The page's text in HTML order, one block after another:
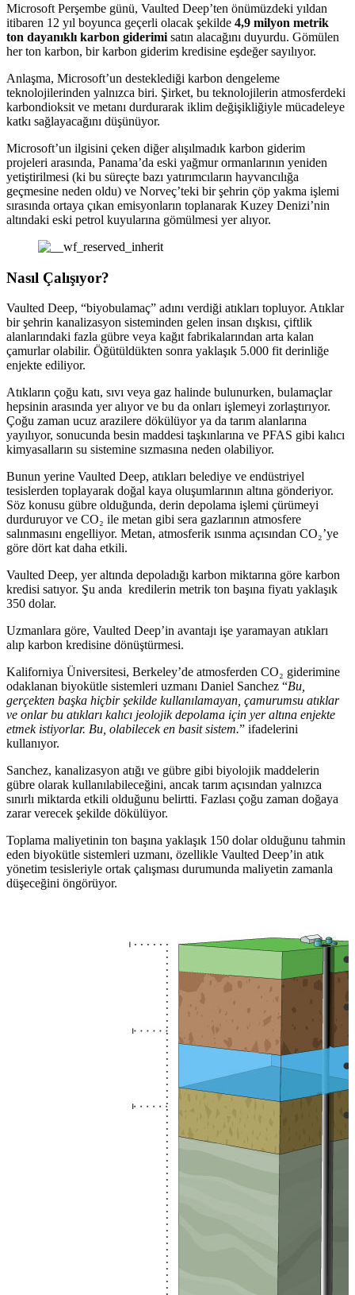
Microsoft Perşembe günü, Vaulted Deep’ten önümüzdeki yıldan
itibaren 12 yıl boyunca geçerli olacak şekilde 4,9 milyon metrik
ton dayanıklı karbon giderimi satın alacağını duyurdu. Gömülen
her ton karbon, bir karbon giderim kredisine eşdeğer sayılıyor.
Anlaşma, Microsoft’un desteklediği karbon dengeleme
teknolojilerinden yalnızca biri. Şirket, bu teknolojilerin atmosferdeki
karbondioksit ve metanı durdurarak iklim değişikliğiyle mücadeleye
katkı sağlayacağını düşünüyor.
Microsoft’un ilgisini çeken diğer alışılmadık karbon giderim
projeleri arasında, Panama’da eski yağmur ormanlarının yeniden
yetiştirilmesi (ki bu süreçte bazı yatırımcıların hayvancılığa
geçmesine neden oldu) ve Norveç’teki bir şehrin çöp yakma işlemi
sırasında ortaya çıkan emisyonların toplanarak Kuzey Denizi’nin
altındaki eski petrol kuyularına gömülmesi yer alıyor.
Nasıl Çalışıyor?
Vaulted Deep, “biyobulamaç” adını verdiği atıkları topluyor. Atıklar
bir şehrin kanalizasyon sisteminden gelen insan dışkısı, çiftlik
alanlarındaki fazla gübre veya kağıt fabrikalarından arta kalan
çamurlar olabilir. Öğütüldükten sonra yaklaşık 5.000 fit derinliğe
enjekte ediliyor.
Atıkların çoğu katı, sıvı veya gaz halinde bulunurken, bulamaçlar
hepsinin arasında yer alıyor ve bu da onları işlemeyi zorlaştırıyor.
Çoğu zaman ucuz arazilere dökülüyor ya da tarım alanlarına
yayılıyor, sonucunda besin maddesi taşkınlarına ve PFAS gibi kalıcı
kimyasalların su sistemine sızmasına neden olabiliyor.
Bunun yerine Vaulted Deep, atıkları belediye ve endüstriyel
tesislerden toplayarak doğal kaya oluşumlarının altına gönderiyor.
Söz konusu gübre olduğunda, derin depolama işlemi çürümeyi
durduruyor ve CO₂ ile metan gibi sera gazlarının atmosfere
salınmasını engelliyor. Metan, atmosferik ısınma açısından CO₂’ye
göre dört kat daha etkili.
Vaulted Deep, yer altında depoladığı karbon miktarına göre karbon
kredisi satıyor. Şu anda kredilerin metrik ton başına fiyatı yaklaşık
350 dolar.
Uzmanlara göre, Vaulted Deep’in avantajı işe yaramayan atıkları
alıp karbon kredisine dönüştürmesi.
Kaliforniya Üniversitesi, Berkeley’de atmosferden CO₂ giderimine
odaklanan biyokütle sistemleri uzmanı Daniel Sanchez “Bu,
gerçekten başka hiçbir şekilde kullanılamayan, çamurumsu atıklar
ve onlar bu atıkları kalıcı jeolojik depolama için yer altına enjekte
etmek istiyorlar. Bu, olabilecek en basit sistem.” ifadelerini
kullanıyor.
Sanchez, kanalizasyon atığı ve gübre gibi biyolojik maddelerin
gübre olarak kullanılabileceğini, ancak tarım açısından yalnızca
sınırlı miktarda etkili olduğunu belirtti. Fazlası çoğu zaman doğaya
zarar verecek şekilde dökülüyor.
Toplama maliyetinin ton başına yaklaşık 150 dolar olduğunu tahmin
eden biyokütle sistemleri uzmanı, özellikle Vaulted Deep’in atık
yönetim tesisleriyle ortak çalışması durumunda maliyetin zamanla
düşeceğini öngörüyor.